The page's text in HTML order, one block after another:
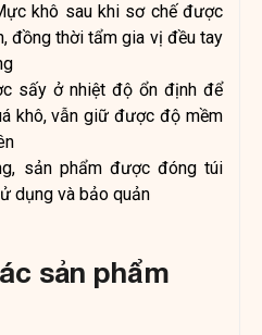
khô sau khi sơ chế được
đồng thời tẩm gia vị đều tay
sấy ở nhiệt độ ổn định để
khô, vẫn giữ được độ mềm
sản phẩm được đóng túi
dụng và bảo quản
sản phẩm